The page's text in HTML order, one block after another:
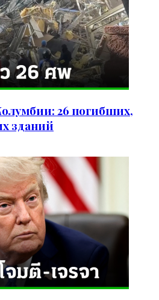
26 погибших,
зданий